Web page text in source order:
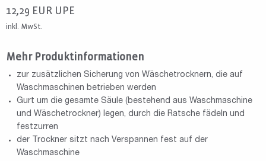
12,29 EUR UPE
inkl. MwSt.
Mehr Produktinformationen
zur zusätzlichen Sicherung von Wäschetrocknern, die auf
Waschmaschinen betrieben werden
Gurt um die gesamte Säule (bestehend aus Waschmaschine
und Wäschetrockner) legen, durch die Ratsche fädeln und
festzurren
der Trockner sitzt nach Verspannen fest auf der
Waschmaschine